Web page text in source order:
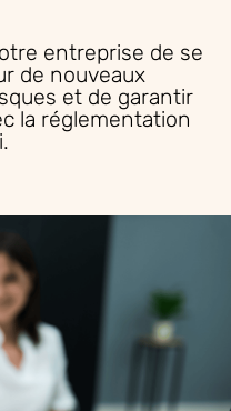
entreprise de se
de nouveaux
et de garantir
la réglementation